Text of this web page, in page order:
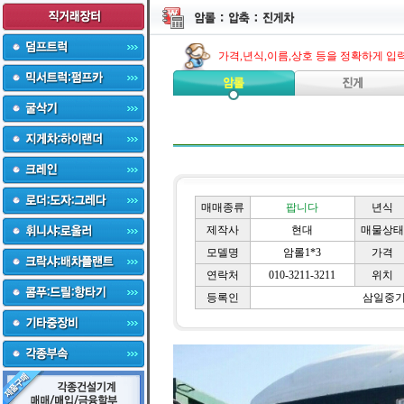
가격,년식,이름,상호 등을 정확하게 입
매매종류 팝니다
년식
제작사
현대
매물상태
모델명
암롤1*3
가격
연락처
010-3211-3211
위치
등록인
삼일중